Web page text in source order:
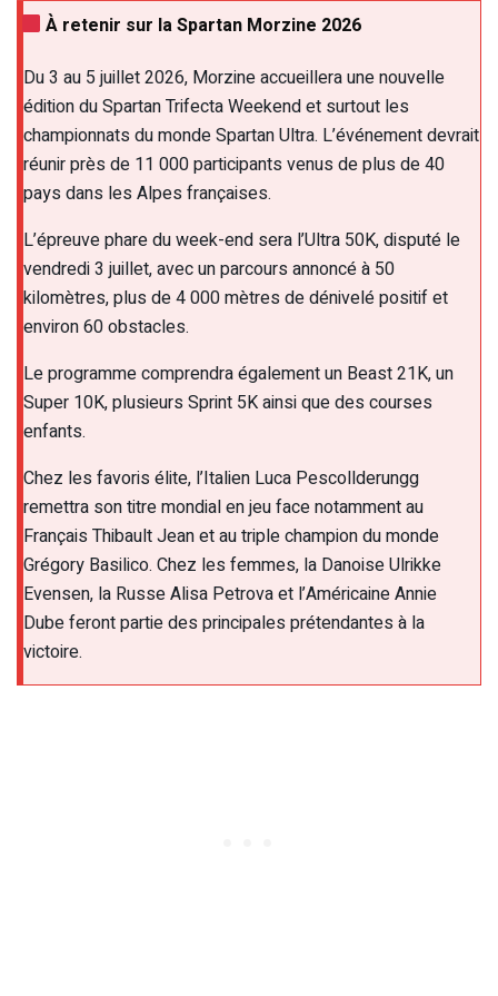
À retenir sur la Spartan Morzine 2026
Du 3 au 5 juillet 2026, Morzine accueillera une nouvelle
édition du Spartan Trifecta Weekend et surtout les
championnats du monde Spartan Ultra. L’événement devrait
réunir près de 11 000 participants venus de plus de 40
pays dans les Alpes françaises.
L’épreuve phare du week-end sera l’Ultra 50K, disputé le
vendredi 3 juillet, avec un parcours annoncé à 50
kilomètres, plus de 4 000 mètres de dénivelé positif et
environ 60 obstacles.
Le programme comprendra également un Beast 21K, un
Super 10K, plusieurs Sprint 5K ainsi que des courses
enfants.
Chez les favoris élite, l’Italien Luca Pescollderungg
remettra son titre mondial en jeu face notamment au
Français Thibault Jean et au triple champion du monde
Grégory Basilico. Chez les femmes, la Danoise Ulrikke
Evensen, la Russe Alisa Petrova et l’Américaine Annie
Dube feront partie des principales prétendantes à la
victoire.